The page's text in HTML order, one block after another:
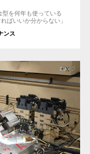
型を何年も使っている
ばいいか分からない」
ければ確実に劣化が進
ンス